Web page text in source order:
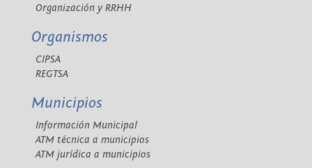
Organización y RRHH
Organismos
CIPSA
REGTSA
Municipios
Información Municipal
ATM técnica a municipios
ATM jurídica a municipios